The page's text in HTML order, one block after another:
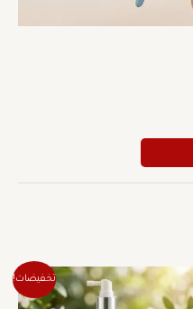
تخفيضات!
السعر
الأصلي
هو:
السعر
الحالي
هو: